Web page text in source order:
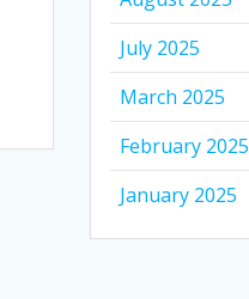
July 2025
March 2025
February 2025
January 2025